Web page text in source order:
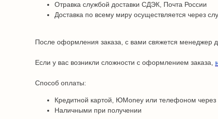
Отравка службой доставки СДЭК, Почта России
Доставка по всему миру осуществляется через
После оформления заказа, с вами свяжется менеджер
Если у вас возникли сложности с оформлением заказа,
Способ оплаты:
Кредитной картой, ЮMoney или телефоном
Наличными при получении